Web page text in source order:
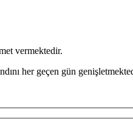
vermektedir.
her geçen gün